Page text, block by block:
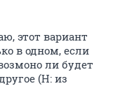
этот вариант
в одном, если
ли будет
(Н: из